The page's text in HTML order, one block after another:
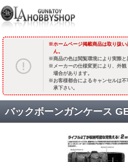
ホームページ掲載商品は取り扱
ん。
商品の色は閲覧環境により実際と
メーカーの仕様変更により、外
場合があります。
お客様都合によるキャンセルは
承下さい。